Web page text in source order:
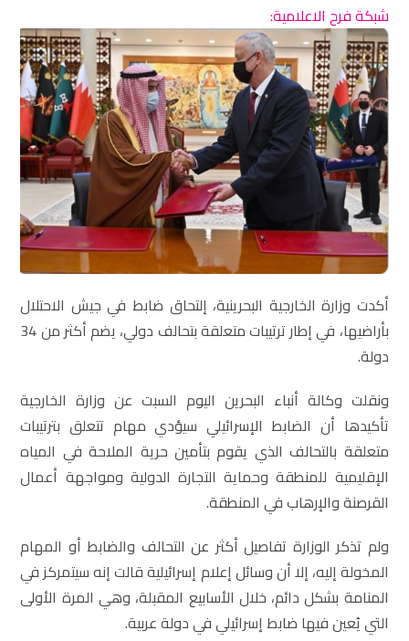
شبكة فرح الاعلامية:
أكدت وزارة الخارجية البحرينية، إلتحاق ضابط في جيش الاحتلال
بأراضيها، في إطار ترتيبات متعلقة بتحالف دولي، يضم أكثر من 34
دولة.
ونقلت وكالة أنباء البحرين اليوم السبت عن وزارة الخارجية
تأكيدها أن الضابط الإسرائيلي سيؤدي مهام تتعلق بترتيبات
متعلقة بالتحالف الذي يقوم بتأمين حرية الملاحة في المياه
الإقليمية للمنطقة وحماية التجارة الدولية ومواجهة أعمال
القرصنة والإرهاب في المنطقة.
ولم تذكر الوزارة تفاصيل أكثر عن التحالف والضابط أو المهام
المخولة إليه، إلا أن وسائل إعلام إسرائيلية قالت إنه سيتمركز في
المنامة بشكل دائم، خلال الأسابيع المقبلة، وهي المرة الأولى
التي يُعين فيها ضابط إسرائيلي في دولة عربية.